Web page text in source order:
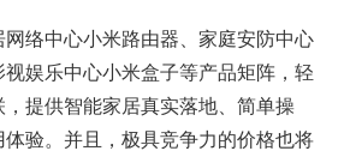
络中心小米路由器、家庭安防中心
娱乐中心小米盒子等产品矩阵，轻
提供智能家居真实落地、简单操
验。并且，极具竞争力的价格也将